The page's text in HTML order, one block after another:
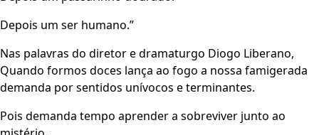
Depois um ser humano.”
Nas palavras do diretor e dramaturgo Diogo Liberano,
Quando formos doces lança ao fogo a nossa famigerada
demanda por sentidos unívocos e terminantes.
Pois demanda tempo aprender a sobreviver junto ao